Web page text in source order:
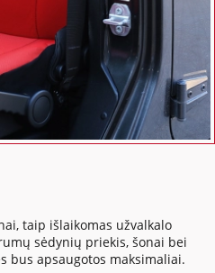
taip išlaikomas užvalkalo
sėdynių priekis, šonai bei
bus apsaugotos maksimaliai.